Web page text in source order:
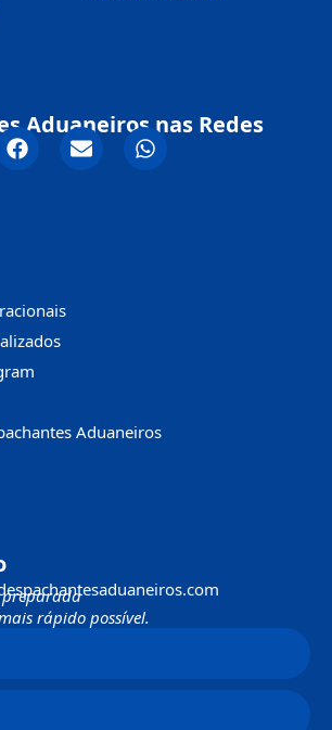
Aduaneiros nas Redes
Aduaneiros
preparada
rápido possível.